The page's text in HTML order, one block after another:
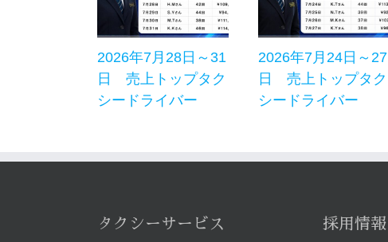
2026年7月28日～31
日 売上トップタク
シードライバー
2026年7月24日～27
日 売上トップタク
シードライバー
タクシーサービス 採用情報